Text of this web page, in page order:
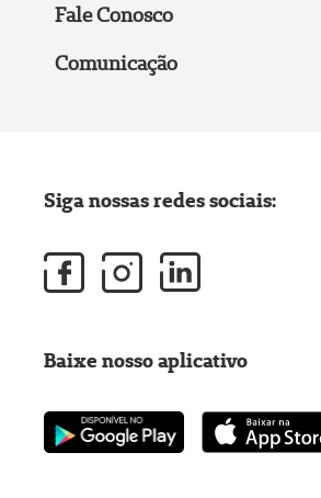
Fale Conosco
Comunicação
Siga nossas redes sociais:
Baixe nosso aplicativo